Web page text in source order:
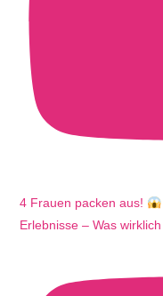
4 Frauen packen aus!
Erlebnisse – Was